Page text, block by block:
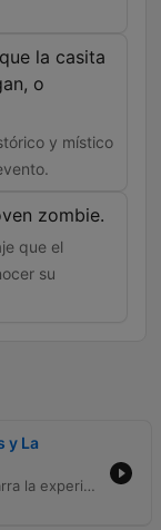
la casita
o
y místico
zombie.
que el
su
y La
Este episodio de Nuestro Insólito Universo narra la experiencia sobrenatural del periodista haitiano T. Louis durante una noche de festividad nacional. Tras recoger a una joven llamada Zaira en una carretera oscura, el periodista se ve involucrado en un encuentro que lo lleva a despertar en medio de un antiguo cementerio, descubriendo posteriormente una trágica historia vinculada al vudú y a una antigua sacerdotisa.